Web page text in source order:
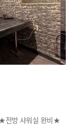
전방 샤워실 완비★